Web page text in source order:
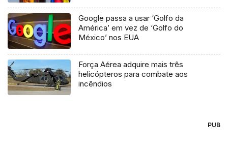
Google passa a usar ‘Golfo da
América’ em vez de ‘Golfo do
México’ nos EUA
Força Aérea adquire mais três
helicópteros para combate aos
incêndios
PUB